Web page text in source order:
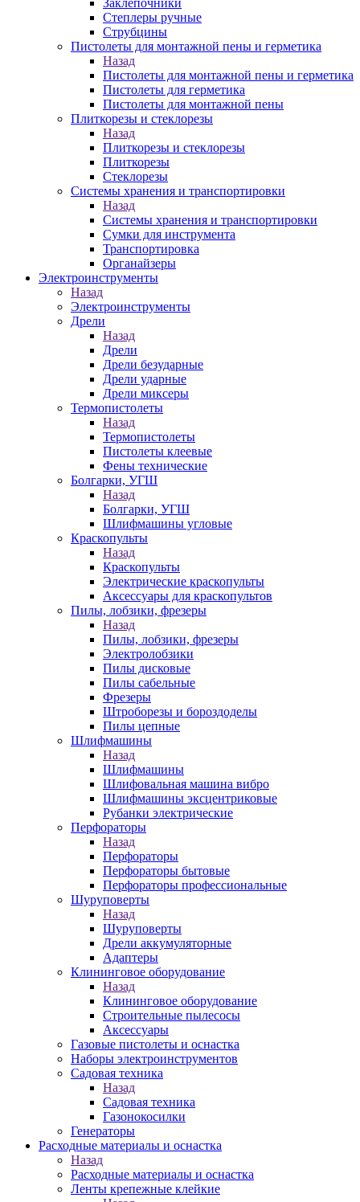
Заклепочники
Степлеры ручные
Струбцины
Пистолеты для монтажной пены и герметика
Назад
Пистолеты для монтажной пены и герметика
Пистолеты для герметика
Пистолеты для монтажной пены
Плиткорезы и стеклорезы
Назад
Плиткорезы и стеклорезы
Плиткорезы
Стеклорезы
Системы хранения и транспортировки
Назад
Системы хранения и транспортировки
Сумки для инструмента
Транспортировка
Органайзеры
Электроинструменты
Назад
Электроинструменты
Дрели
Назад
Дрели
Дрели безударные
Дрели ударные
Дрели миксеры
Термопистолеты
Назад
Термопистолеты
Пистолеты клеевые
Фены технические
Болгарки, УГШ
Назад
Болгарки, УГШ
Шлифмашины угловые
Краскопульты
Назад
Краскопульты
Электрические краскопульты
Аксессуары для краскопультов
Пилы, лобзики, фрезеры
Назад
Пилы, лобзики, фрезеры
Электролобзики
Пилы дисковые
Пилы сабельные
Фрезеры
Штроборезы и бороздоделы
Пилы цепные
Шлифмашины
Назад
Шлифмашины
Шлифовальная машина вибро
Шлифмашины эксцентриковые
Рубанки электрические
Перфораторы
Назад
Перфораторы
Перфораторы бытовые
Перфораторы профессиональные
Шуруповерты
Назад
Шуруповерты
Дрели аккумуляторные
Адаптеры
Клининговое оборудование
Назад
Клининговое оборудование
Строительные пылесосы
Аксессуары
Газовые пистолеты и оснастка
Наборы электроинструментов
Садовая техника
Назад
Садовая техника
Газонокосилки
Генераторы
Расходные материалы и оснастка
Назад
Расходные материалы и оснастка
Ленты крепежные клейкие